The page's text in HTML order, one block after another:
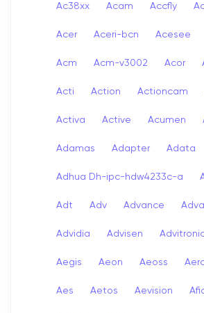
Ac38xx Acam Accfly
Acer Aceri-bcn Acesee
Acm Acm-v3002 Acor
Acti Action Actioncam
Activa Active Acumen
Adamas Adapter Adata
Adhua Dh-ipc-hdw4233c-a
Adt Adv Advance
Advidia Advisen
Aegis Aeon Aeoss
Aes Aetos Aevision